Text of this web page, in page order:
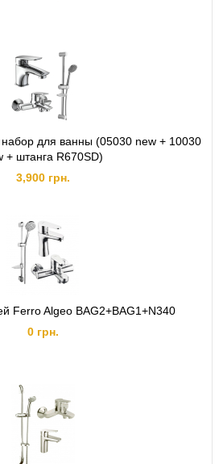
набор для ванны (05030 new + 10030
+ штанга R670SD)
3,900 грн.
Ferro Algeo BAG2+BAG1+N340
0 грн.